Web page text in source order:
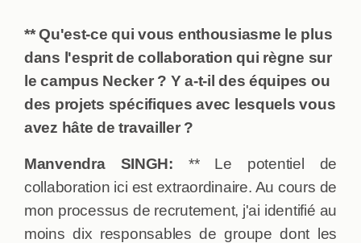
** Qu'est-ce qui vous enthousiasme le plus
dans l'esprit de collaboration qui règne sur
le campus Necker ? Y a-t-il des équipes ou
des projets spécifiques avec lesquels vous
avez hâte de travailler ?
Manvendra SINGH: ** Le potentiel de
collaboration ici est extraordinaire. Au cours de
mon processus de recrutement, j'ai identifié au
moins dix responsables de groupe dont les